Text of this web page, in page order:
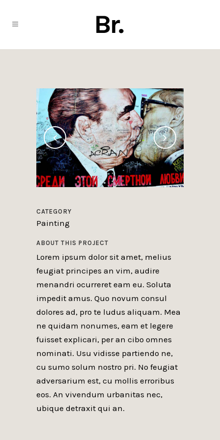
CATEGORY
Painting
ABOUT THIS PROJECT
Lorem ipsum dolor sit amet, melius
feugiat principes an vim, audire
menandri ocurreret eam eu. Soluta
impedit amus. Quo novum consul
dolores ad, pro te ludus aliquam. Mea
ne quidam nonumes, eam et legere
fuisset explicari, per an cibo omnes
nominati. Usu vidisse partiendo ne,
cu sumo solum nostro pri. No feugiat
adversarium est, cu mollis erroribus
eos. An vivendum urbanitas nec,
ubique detraxit qui an.